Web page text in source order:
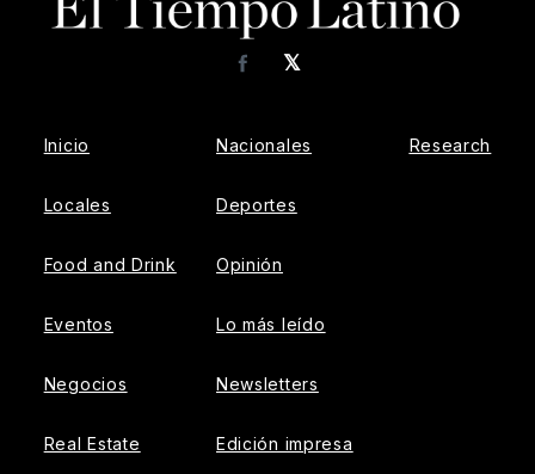
𝕏
Facebook
Inicio
Locales
Food and Drink
Eventos
Negocios
Real Estate
Nacionales
Deportes
Opinión
Lo más leído
Newsletters
Edición impresa
Research